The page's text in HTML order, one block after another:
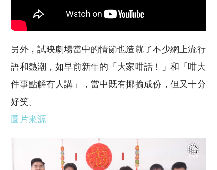
另外，試映劇場當中的情節也造就了不少網上流行
語和熱潮，如早前新年的「大家咁話！」和「咁大
件事點解冇人講」，當中既有揶揄成份，但又十分
好笑。
圖片來源